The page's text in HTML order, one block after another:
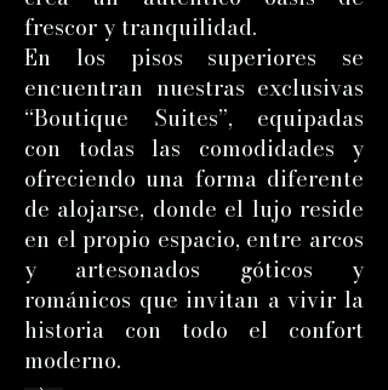
frescor y tranquilidad.
En los pisos superiores se
encuentran nuestras exclusivas
“Boutique Suites”, equipadas
con todas las comodidades y
ofreciendo una forma diferente
de alojarse, donde el lujo reside
en el propio espacio, entre arcos
y artesonados góticos y
románicos que invitan a vivir la
historia con todo el confort
moderno.